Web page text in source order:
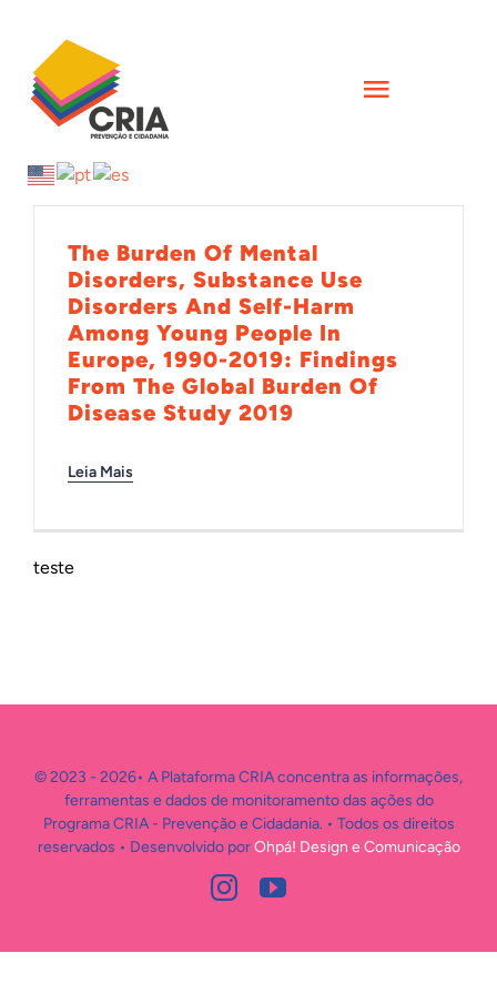
content
Toggle
INÍCIO
QUEM SOMOS
AÇÕES
FORMAÇÕES
CIÊNCIA
INTERNACIONAL
The Burden Of Mental
Disorders, Substance Use
Disorders And Self-Harm
Among Young People In
Europe, 1990-2019: Findings
From The Global Burden Of
Disease Study 2019
Leia Mais
teste
© 2023 - 2026• A Plataforma CRIA concentra as informações,
ferramentas e dados de monitoramento das ações do
Programa CRIA - Prevenção e Cidadania. • Todos os direitos
reservados • Desenvolvido porOhpá! Design e Comunicação